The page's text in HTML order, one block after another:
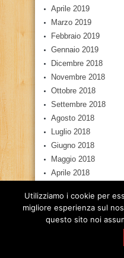
Aprile 2019
Marzo 2019
Febbraio 2019
Gennaio 2019
Dicembre 2018
Novembre 2018
Ottobre 2018
Settembre 2018
Agosto 2018
Luglio 2018
Giugno 2018
Maggio 2018
Aprile 2018
Febbraio 2018
Gennaio 2018
Utilizziamo i cookie per
migliore esperienza sul
questo sito noi